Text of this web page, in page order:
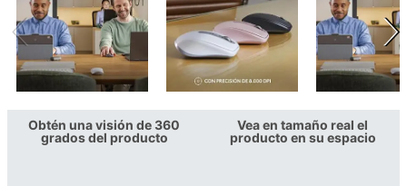
Obtén una visión de 360
grados del producto
Vea en tamaño real el
producto en su espacio